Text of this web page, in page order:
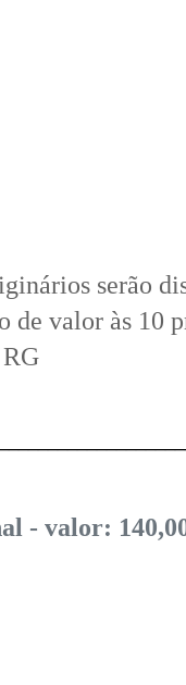
serão
de valor às 10
- valor: